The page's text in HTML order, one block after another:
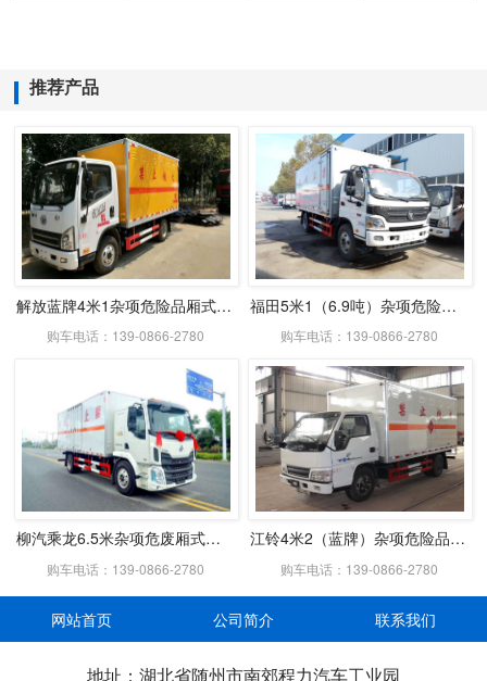
推荐产品
解放蓝牌4米1杂项危险品厢式运输车
购车电话：139-0866-2780
福田5米1（6.9吨）杂项危险品厢式车
购车电话：139-0866-2780
柳汽乘龙6.5米杂项危废厢式运输车
购车电话：139-0866-2780
江铃4米2（蓝牌）杂项危险品厢式车
购车电话：139-0866-2780
网站首页 公司简介 联系我们
地址：湖北省随州市南郊程力汽车工业园